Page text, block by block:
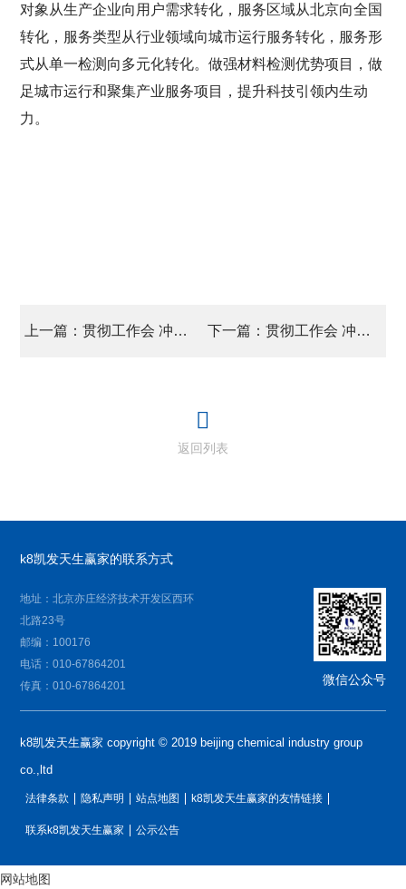
对象从生产企业向用户需求转化，服务区域从北京向全国
转化，服务类型从行业领域向城市运行服务转化，服务形
式从单一检测向多元化转化。做强材料检测优势项目，做
足城市运行和聚集产业服务项目，提升科技引领内生动
力。
上一篇：贯彻工作会 冲刺开门红 都市化工板块部署2023年度重点工作 下一篇：贯彻工作会 冲刺开门红 北化房地产公司党总支 鼓干劲 定目标 拓新程
返回列表
k8凯发天生赢家的联系方式
地址：北京亦庄经济技术开发区西环
北路23号
邮编：100176
电话：010-67864201
传真：010-67864201
微信公众号
k8凯发天生赢家 copyright © 2019 beijing chemical industry group
co.,ltd
法律条款 隐私声明 站点地图 k8凯发天生赢家的友情链接
联系k8凯发天生赢家 公示公告
网站地图